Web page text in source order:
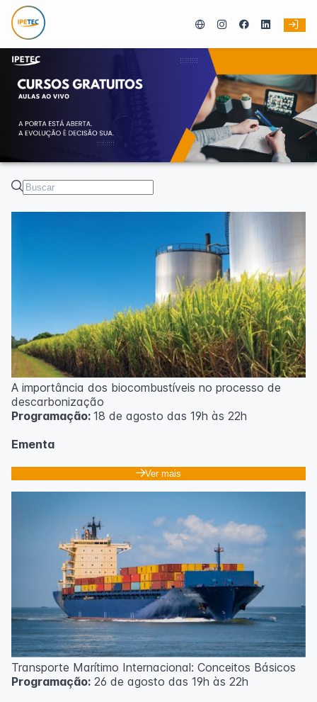
A importância dos biocombustíveis no processo de
descarbonização
Programação: 18 de agosto das 19h às 22h
Ementa
Classificação dos biocombustíveis. Culturas para
Tecnologias de produção de biodiesel.
Conceitos sobre biomassa de florestas energéticas.
Conceitos e fontes geradoras de biogás: Aterro
sanitário, estações de tratamento de esgoto e resíduos
agrícolas.
Biodigestores.
Usos e aplicações dos subprodutos da biodigestão.
Identificação das barreiras atuais à penetração de
tecnologia para biomassa; Biocombustíveis e transição
ecológica.
Metodologia
Ver mais
Transporte Marítimo Internacional: Conceitos Básicos
Programação: 26 de agosto das 19h às 22h